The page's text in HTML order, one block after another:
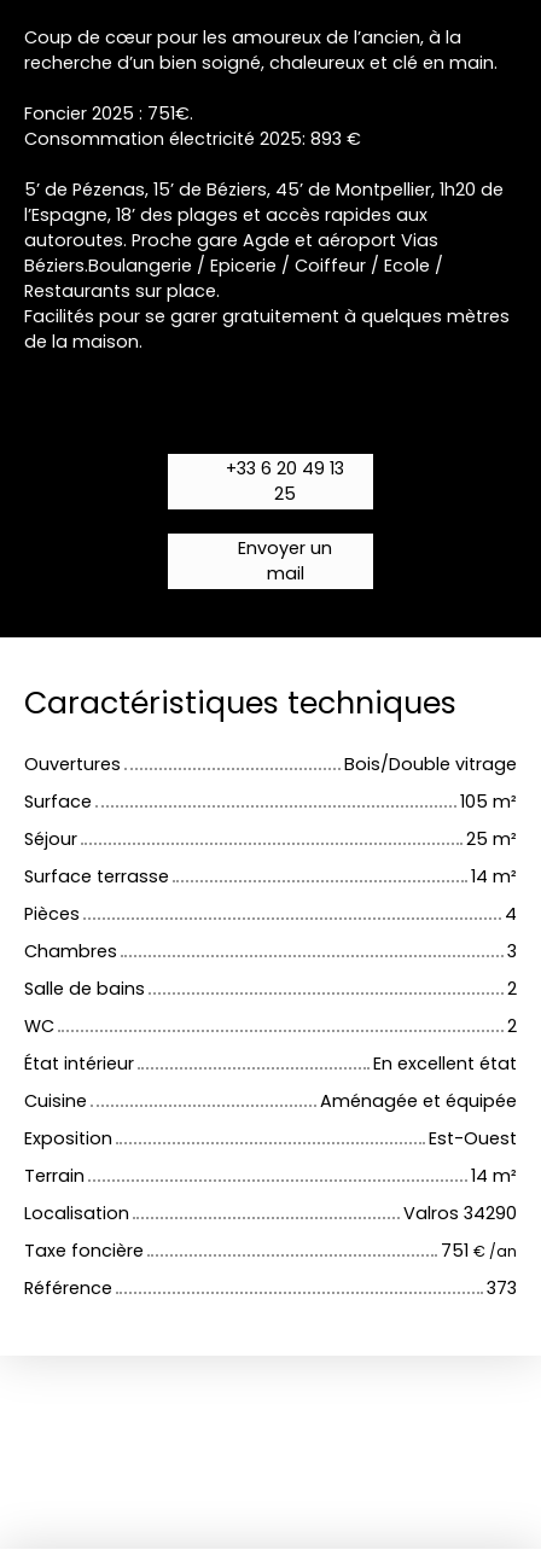
Coup de cœur pour les amoureux de l’ancien, à la
recherche d’un bien soigné, chaleureux et clé en main.
Foncier 2025 : 751€.
Consommation électricité 2025: 893 €
5’ de Pézenas, 15’ de Béziers, 45’ de Montpellier, 1h20 de
l’Espagne, 18’ des plages et accès rapides aux
autoroutes. Proche gare Agde et aéroport Vias
Béziers.Boulangerie / Epicerie / Coiffeur / Ecole /
Restaurants sur place.
Facilités pour se garer gratuitement à quelques mètres
de la maison.
+33 6 20 49 13
25
Envoyer un
mail
Caractéristiques techniques
Ouvertures
Bois/Double vitrage
Surface
105 m²
Séjour
25 m²
Surface terrasse
14 m²
Pièces
4
Chambres
3
Salle de bains
2
WC
2
État intérieur
En excellent état
Cuisine
Aménagée et équipée
Exposition
Est-Ouest
Terrain
14 m²
Localisation
Valros 34290
Taxe foncière
751 € /an
Référence 373